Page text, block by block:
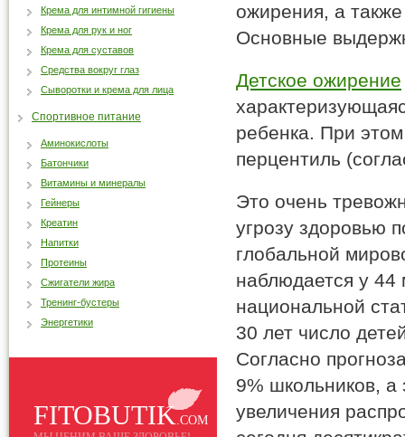
ожирения, а
Основные
Детское ожирение
ребенка. При
перцентиль
Это очень
угрозу здоровью
глобальной
наблюдается у
национальной
30 лет число
Согласно
9% школьников,
увеличения
Крема для интимной гигиены
Крема для рук и ног
Крема для суставов
Средства вокруг глаз
Сыворотки и крема для лица
Спортивное питание
Аминокислоты
Батончики
Витамины и минералы
Гейнеры
Креатин
Напитки
Протеины
Сжигатели жира
Тренинг-бустеры
Энергетики
FITOBUTIK.COM